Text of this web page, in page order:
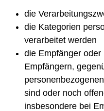
die
die Kategorien
verarbeitet werden
die Empfänger oder
Empfängern,
sind oder noch
insbesondere bei